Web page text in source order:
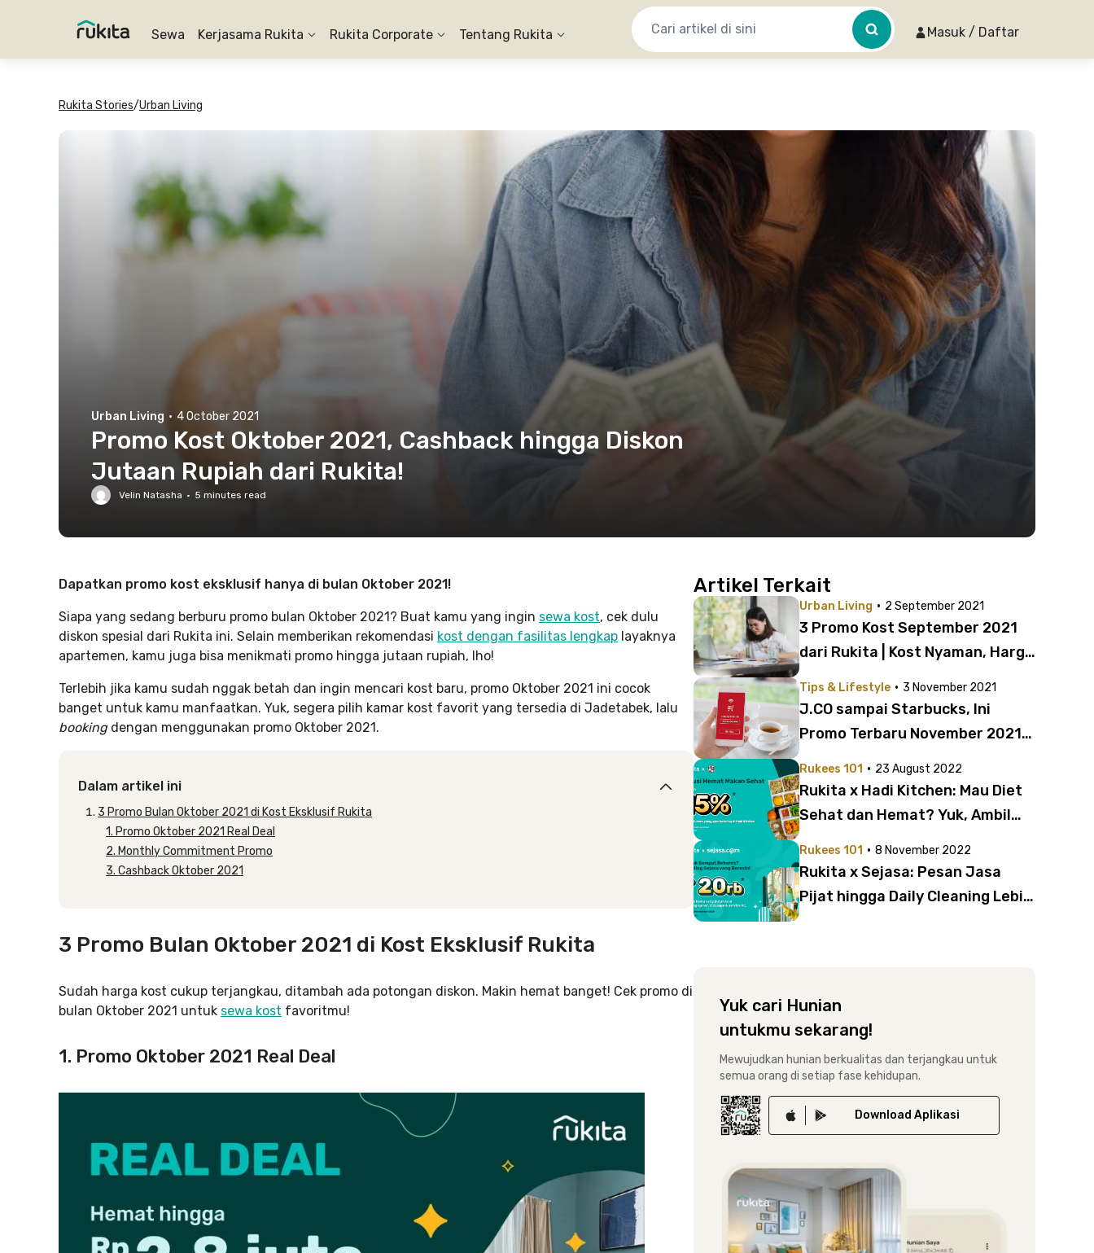
Sewa Kerjasama Rukita Rukita Corporate Tentang Rukita Masuk / Daftar
Rukita Stories/Urban Living
Urban Living · 4 October 2021
Promo Kost Oktober 2021, Cashback hingga Diskon
Jutaan Rupiah dari Rukita!
Velin Natasha · 5 minutes read
Dapatkan promo kost eksklusif hanya di bulan Oktober 2021!
Siapa yang sedang berburu promo bulan Oktober 2021? Buat kamu yang ingin sewa kost, cek dulu
diskon spesial dari Rukita ini. Selain memberikan rekomendasi kost dengan fasilitas lengkap layaknya
apartemen, kamu juga bisa menikmati promo hingga jutaan rupiah, lho!
Terlebih jika kamu sudah nggak betah dan ingin mencari kost baru, promo Oktober 2021 ini cocok
banget untuk kamu manfaatkan. Yuk, segera pilih kamar kost favorit yang tersedia di Jadetabek, lalu
booking dengan menggunakan promo Oktober 2021.
Dalam artikel ini
3 Promo Bulan Oktober 2021 di Kost Eksklusif Rukita
1. Promo Oktober 2021 Real Deal
2. Monthly Commitment Promo
3. Cashback Oktober 2021
3 Promo Bulan Oktober 2021 di Kost Eksklusif Rukita
Sudah harga kost cukup terjangkau, ditambah ada potongan diskon. Makin hemat banget! Cek promo di
bulan Oktober 2021 untuk sewa kost favoritmu!
1. Promo Oktober 2021 Real Deal
Artikel Terkait
Urban Living · 2 September 2021
3 Promo Kost September 2021
dari Rukita | Kost Nyaman, Harga
Tips & Lifestyle · 3 November 2021
J.CO sampai Starbucks, Ini
Promo Terbaru November 2021
Kost
Rukees 101 · 23 August 2022
Rukita x Hadi Kitchen: Mau Diet
Sehat dan Hemat? Yuk, Ambil
Rukees 101 · 8 November 2022
Rukita x Sejasa: Pesan Jasa
Pijat hingga Daily Cleaning Lebih
Yuk cari Hunian
untukmu sekarang!
Mewujudkan hunian berkualitas dan terjangkau untuk
semua orang di setiap fase kehidupan.
Download Aplikasi